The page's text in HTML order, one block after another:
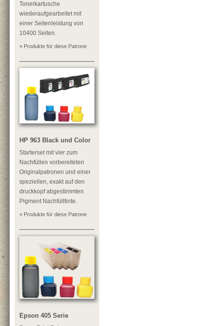
Tonerkartusche
wiederaufgearbeitet mit
einer Seitenleistung von
10400 Seiten.
» Produkte für diese Patrone
HP 963 Black und Color
Starterset mit vier zum
Nachfüllen vorbereiteten
Originalpatronen und einer
speziellen, exakt auf den
druckkopf abgestimmten
Pigment Nachfülltinte.
» Produkte für diese Patrone
Epson 405 Serie